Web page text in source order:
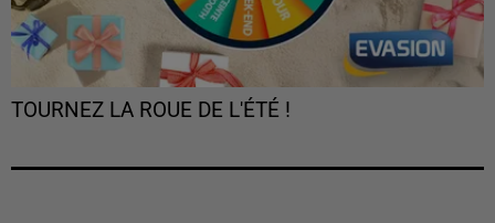
TOURNEZ LA ROUE DE L'ÉTÉ !